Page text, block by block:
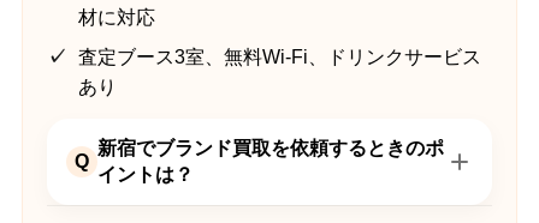
材に対応
査定ブース3室、無料Wi-Fi、ドリンクサービス
あり
Q
新宿でブランド買取を依頼するときのポ
イントは？